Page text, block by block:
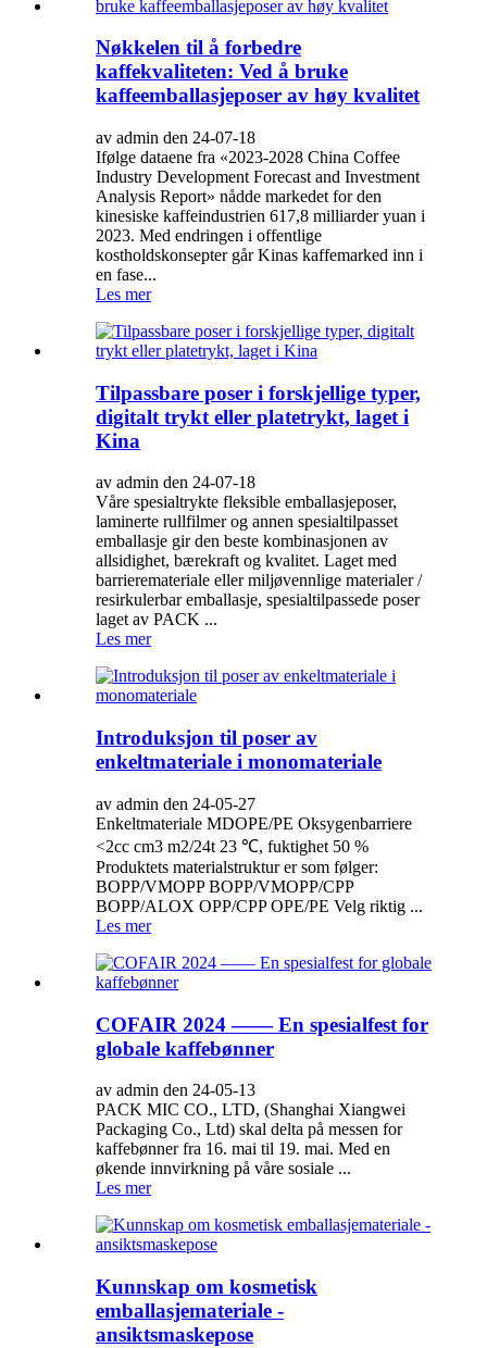
Nøkkelen til å forbedre
kaffekvaliteten: Ved å bruke
kaffeemballasjeposer av høy kvalitet
av admin den 24-07-18
Ifølge dataene fra «2023-2028 China Coffee
Industry Development Forecast and Investment
Analysis Report» nådde markedet for den
kinesiske kaffeindustrien 617,8 milliarder yuan i
2023. Med endringen i offentlige
kostholdskonsepter går Kinas kaffemarked inn i
en fase...
Les mer
Tilpassbare poser i forskjellige typer,
digitalt trykt eller platetrykt, laget i
Kina
av admin den 24-07-18
Våre spesialtrykte fleksible emballasjeposer,
laminerte rullfilmer og annen spesialtilpasset
emballasje gir den beste kombinasjonen av
allsidighet, bærekraft og kvalitet. Laget med
barrieremateriale eller miljøvennlige materialer /
resirkulerbar emballasje, spesialtilpassede poser
laget av PACK ...
Les mer
Introduksjon til poser av
enkeltmateriale i monomateriale
av admin den 24-05-27
Enkeltmateriale MDOPE/PE Oksygenbarriere
<2cc cm3 m2/24t 23 ℃, fuktighet 50 %
Produktets materialstruktur er som følger:
BOPP/VMOPP BOPP/VMOPP/CPP
BOPP/ALOX OPP/CPP OPE/PE Velg riktig ...
Les mer
COFAIR 2024 —— En spesialfest for
globale kaffebønner
av admin den 24-05-13
PACK MIC CO., LTD, (Shanghai Xiangwei
Packaging Co., Ltd) skal delta på messen for
kaffebønner fra 16. mai til 19. mai. Med en
økende innvirkning på våre sosiale ...
Les mer
Kunnskap om kosmetisk
emballasjemateriale -
ansiktsmaskepose